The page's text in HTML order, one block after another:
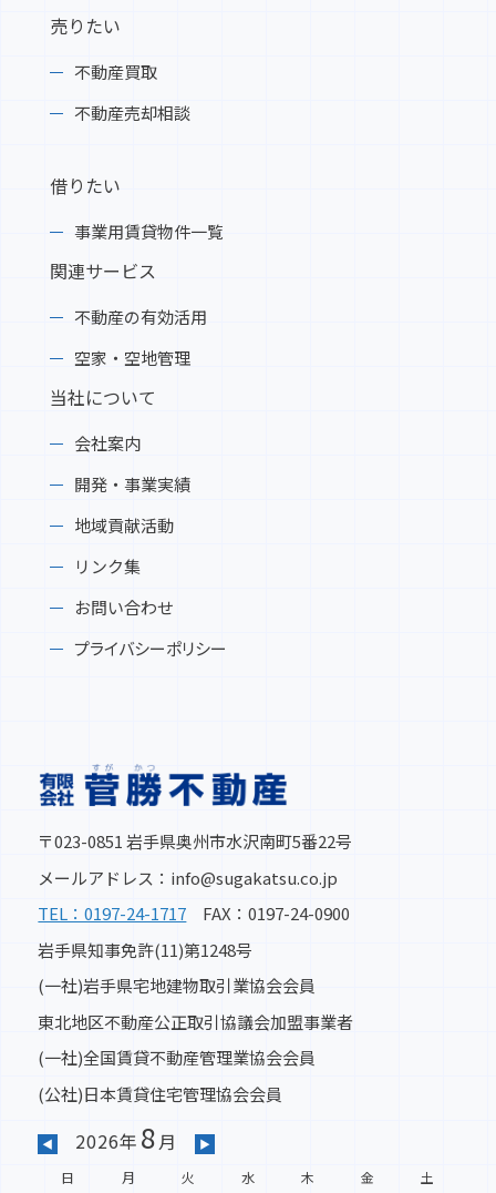
売りたい
不動産買取
不動産売却相談
借りたい
事業用賃貸物件一覧
関連サービス
不動産の有効活用
空家・空地管理
当社について
会社案内
開発・事業実績
地域貢献活動
リンク集
お問い合わせ
プライバシーポリシー
〒023-0851 岩手県奥州市水沢南町5番22号
メールアドレス：info@sugakatsu.co.jp
TEL：0197-24-1717 FAX：0197-24-0900
岩手県知事免許(11)第1248号
(一社)岩手県宅地建物取引業協会会員
東北地区不動産公正取引協議会加盟事業者
(一社)全国賃貸不動産管理業協会会員
(公社)日本賃貸住宅管理協会会員
◀ 2026年 8月 ▶
日 月 火 水 木 金 土